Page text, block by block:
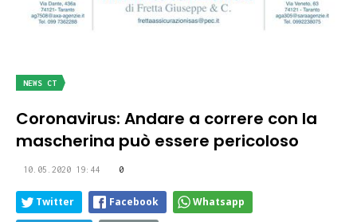
NEWS CT
Coronavirus: Andare a correre con la
mascherina può essere pericoloso
10.05.2020 19:44 0
Twitter Facebook Whatsapp